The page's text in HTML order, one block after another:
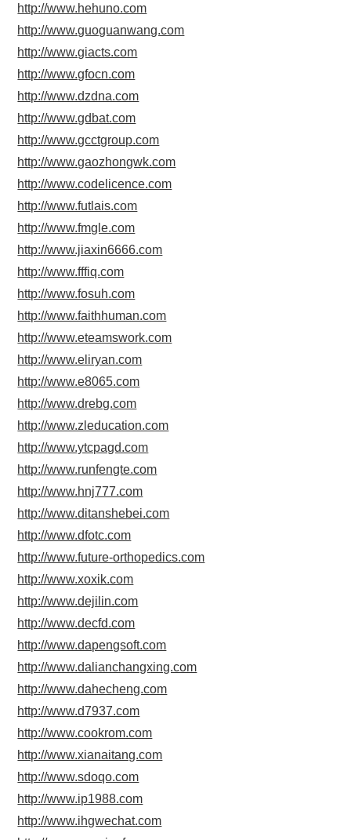
http://www.hehuno.com
http://www.guoguanwang.com
http://www.giacts.com
http://www.gfocn.com
http://www.dzdna.com
http://www.gdbat.com
http://www.gcctgroup.com
http://www.gaozhongwk.com
http://www.codelicence.com
http://www.futlais.com
http://www.fmgle.com
http://www.jiaxin6666.com
http://www.fffiq.com
http://www.fosuh.com
http://www.faithhuman.com
http://www.eteamswork.com
http://www.eliryan.com
http://www.e8065.com
http://www.drebg.com
http://www.zleducation.com
http://www.ytcpagd.com
http://www.runfengte.com
http://www.hnj777.com
http://www.ditanshebei.com
http://www.dfotc.com
http://www.future-orthopedics.com
http://www.xoxik.com
http://www.dejilin.com
http://www.decfd.com
http://www.dapengsoft.com
http://www.dalianchangxing.com
http://www.dahecheng.com
http://www.d7937.com
http://www.cookrom.com
http://www.xianaitang.com
http://www.sdoqo.com
http://www.ip1988.com
http://www.ihgwechat.com